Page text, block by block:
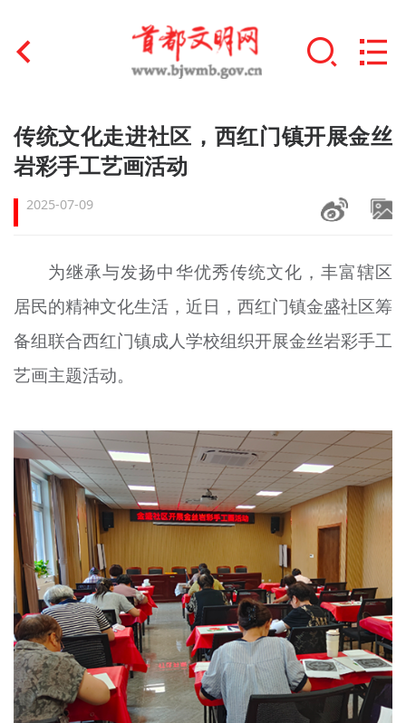
首页
文明创建
文明实践
+
未成年人思想道德建设
榜样人物
+
身边好人
文明评论
北京宣传文化引导基金
宣传思想文化人才
专题
资料库
+
传统文化走进社区，西红门镇开展金丝
岩彩手工艺画活动
2025-07-09
为继承与发扬中华优秀传统文化，丰富辖区
居民的精神文化生活，近日，西红门镇金盛社区筹
备组联合西红门镇成人学校组织开展金丝岩彩手工
艺画主题活动。